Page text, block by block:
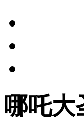
哪吒大